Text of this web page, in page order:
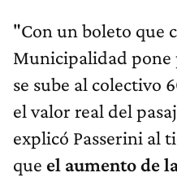
"Con un boleto que
Municipalidad pone
se sube al colectivo
el valor real del
explicó Passerini al
que el aumento de